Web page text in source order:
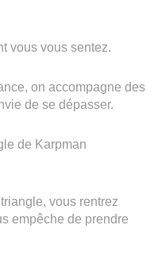
vous vous sentez.
on accompagne des
de se dépasser.
de Karpman
vous rentrez
empêche de prendre